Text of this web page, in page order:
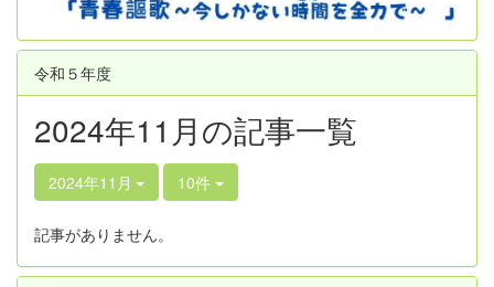
令和５年度
2024年11月の記事一覧
2024年11月 10件
記事がありません。